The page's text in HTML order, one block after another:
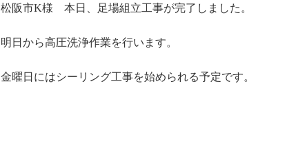
松阪市K様 本日、足場組立工事が完了しました。
明日から高圧洗浄作業を行います。
金曜日にはシーリング工事を始められる予定です。